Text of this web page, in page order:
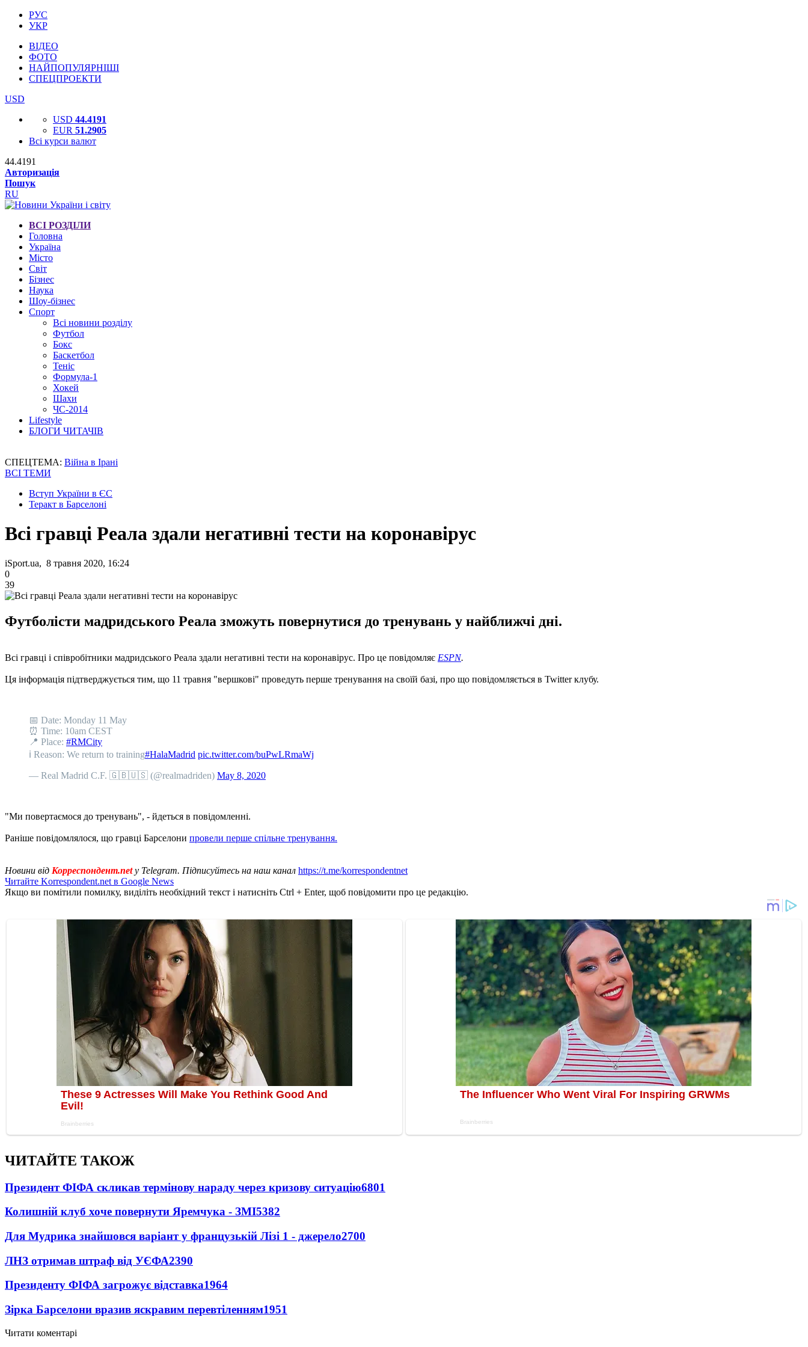
РУС
УКР
ВІДЕО
ФОТО
НАЙПОПУЛЯРНІШІ
СПЕЦПРОЕКТИ
USD
USD 44.4191
EUR 51.2905
Всі курси валют
44.4191
Авторизація
Пошук
RU
ВСІ РОЗДІЛИ
Головна
Україна
Місто
Світ
Бізнес
Наука
Шоу-бізнес
Спорт
Всі новини розділу
Футбол
Бокс
Баскетбол
Теніс
Формула-1
Хокей
Шахи
ЧС-2014
Lifestyle
БЛОГИ ЧИТАЧІВ
СПЕЦТЕМА: Війна в Ірані
ВСІ ТЕМИ
Вступ України в ЄС
Теракт в Барселоні
Всі гравці Реала здали негативні тести на коронавірус
iSport.ua, 8 травня 2020, 16:24
0
39
Футболісти мадридського Реала зможуть повернутися до тренувань у найближчі дні.
Всі гравці і співробітники мадридського Реала здали негативні тести на коронавірус. Про це повідомляє ESPN.
Ця інформація підтверджується тим, що 11 травня "вершкові" проведуть перше тренування на своїй базі, про що повідомляється в Twitter клубу.
📅 Date: Monday 11 May
⏰ Time: 10am CEST
📍 Place: #RMCity
ℹ️ Reason: We return to training#HalaMadrid pic.twitter.com/buPwLRmaWj
— Real Madrid C.F. 🇬🇧🇺🇸 (@realmadriden) May 8, 2020
"Ми повертаємося до тренувань", - йдеться в повідомленні.
Раніше повідомлялося, що гравці Барселони провели перше спільне тренування.
Новини від Корреспондент.net у Telegram. Підписуйтесь на наш канал https://t.me/korrespondentnet
Читайте Korrespondent.net в Google News
Якщо ви помітили помилку, виділіть необхідний текст і натисніть Ctrl + Enter, щоб повідомити про це редакцію.
ЧИТАЙТЕ ТАКОЖ
Президент ФІФА скликав термінову нараду через кризову ситуацію6801
Колишній клуб хоче повернути Яремчука - ЗМІ5382
Для Мудрика знайшовся варіант у французькій Лізі 1 - джерело2700
ЛНЗ отримав штраф від УЄФА2390
Президенту ФІФА загрожує відставка1964
Зірка Барселони вразив яскравим перевтіленням1951
Читати коментарі